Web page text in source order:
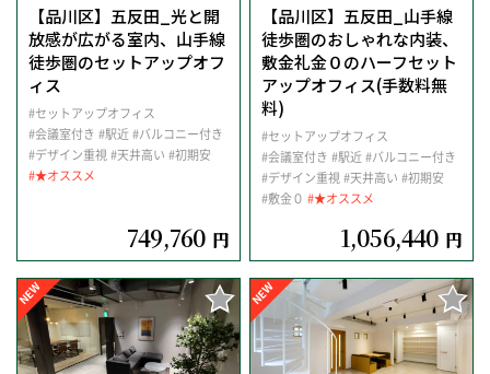
【品川区】五反田_光と開
放感が広がる室内、山手線
徒歩圏のセットアップオフ
ィス
#セットアップオフィス
#会議室付き #駅近 #バルコニー付き
#デザイン重視#天井高い #初期安
#★オススメ
749,760 円
【品川区】五反田_山手線
徒歩圏のおしゃれな内装、
敷金礼金０のハーフセット
アップオフィス(手数料無
料)
#セットアップオフィス
#会議室付き #駅近 #バルコニー付き
#デザイン重視#天井高い #初期安
#敷金０ #★オススメ
1,056,440 円
NEW NEW